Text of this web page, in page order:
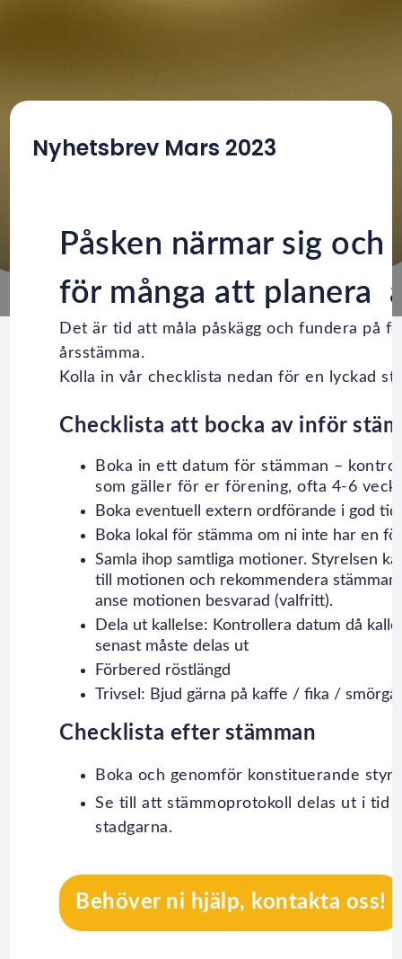
Nyhetsbrev Mars 2023
Påsken närmar sig och
för många att planera
Det är tid att måla påskägg och fundera på
årsstämma.
Kolla in vår checklista nedan för en lyckad
Checklista att bocka av inför
Boka in ett datum för stämman –
som gäller för er förening, ofta 4-6
Boka eventuell extern ordförande i god tid.
Boka lokal för stämma om ni inte har en
Samla ihop samtliga motioner. Styrelsen
till motionen och rekommendera stämman
anse motionen besvarad (valfritt).
Dela ut kallelse: Kontrollera datum då
senast måste delas ut
Förbered röstlängd
Trivsel: Bjud gärna på kaffe / fika /
Checklista efter stämman
Boka och genomför konstituerande
Se till att stämmoprotokoll delas ut i tid
stadgarna.
Behöver ni hjälp, kontakta oss!